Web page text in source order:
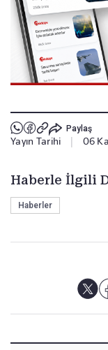
Paylaş
Yayın Tarihi 06
Haberle İlgili
Haberler